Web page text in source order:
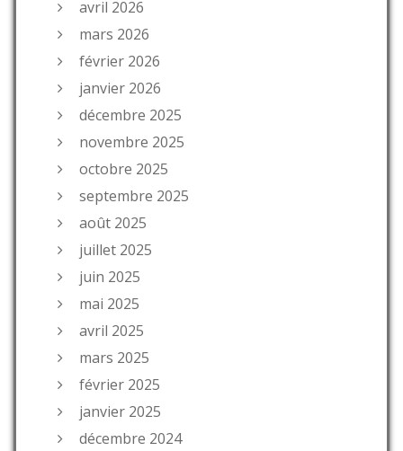
avril 2026
mars 2026
février 2026
janvier 2026
décembre 2025
novembre 2025
octobre 2025
septembre 2025
août 2025
juillet 2025
juin 2025
mai 2025
avril 2025
mars 2025
février 2025
janvier 2025
décembre 2024